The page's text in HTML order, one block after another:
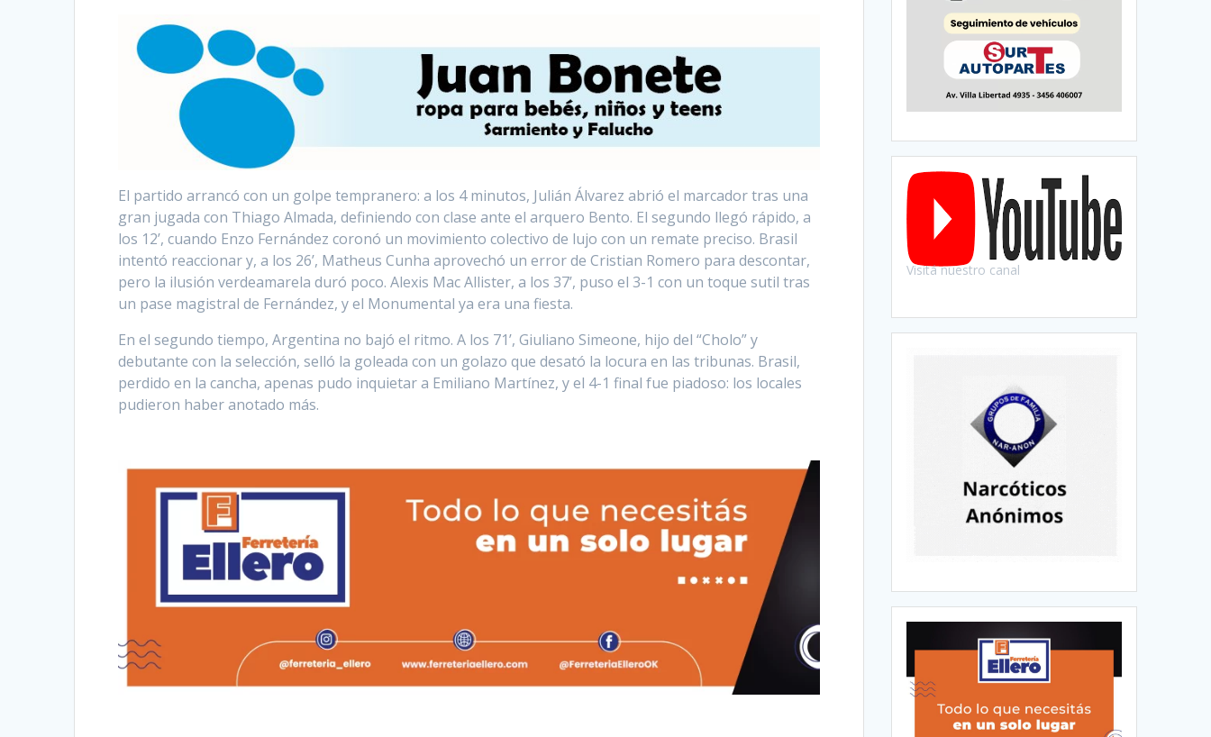
El partido arrancó con un golpe tempranero: a los 4 minutos, Julián Álvarez abrió el marcador tras una
gran jugada con Thiago Almada, definiendo con clase ante el arquero Bento. El segundo llegó rápido, a
los 12’, cuando Enzo Fernández coronó un movimiento colectivo de lujo con un remate preciso. Brasil
intentó reaccionar y, a los 26’, Matheus Cunha aprovechó un error de Cristian Romero para descontar,
pero la ilusión verdeamarela duró poco. Alexis Mac Allister, a los 37’, puso el 3-1 con un toque sutil tras
un pase magistral de Fernández, y el Monumental ya era una fiesta.
En el segundo tiempo, Argentina no bajó el ritmo. A los 71’, Giuliano Simeone, hijo del “Cholo” y
debutante con la selección, selló la goleada con un golazo que desató la locura en las tribunas. Brasil,
perdido en la cancha, apenas pudo inquietar a Emiliano Martínez, y el 4-1 final fue piadoso: los locales
pudieron haber anotado más.
Visitá nuestro canal